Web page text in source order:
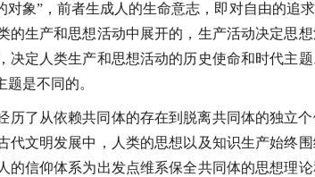
象”，前者生成人的生命意志，即对自由的追
的生产和思想活动中展开的，生产活动决定思
定人类生产和思想活动的历史使命和时代主
是不同的。
历了从依赖共同体的存在到脱离共同体的独立
代文明发展中，人类的思想以及知识生产始终
的信仰体系为出发点维系保全共同体的思想理